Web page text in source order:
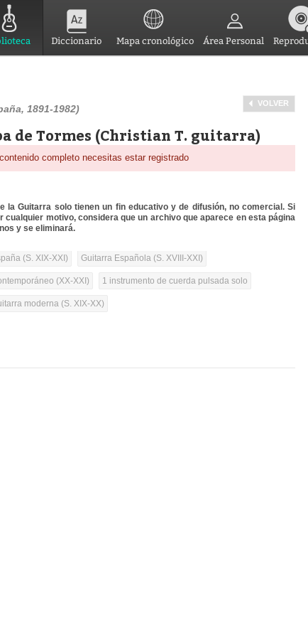
Diccionario Mapa cronológico Área Personal
VOLVER
1891-1982)
de Tormes (Christian T. guitarra)
completo necesitas estar registrado
la Guitarra solo tienen un fin educativo y de difusión, no comercial. Si
motivo, considera que un archivo que aparece en esta página
y se eliminará.
(S. XIX-XXI) Guitarra Española (S. XVIII-XXI)
(XX-XXI) 1 instrumento de cuerda pulsada solo
moderna (S. XIX-XX)